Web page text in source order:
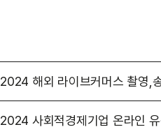
2024 해외 라이브커머스 촬영,
2024 사회적경제기업 온라인